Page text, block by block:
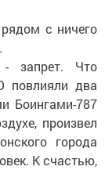
с ничего
запрет. Что
повлияли два
Боингами-787
произвел
города
К счастью,